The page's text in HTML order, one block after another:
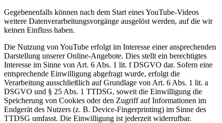
Gegebenenfalls können nach dem Start eines YouTube-Videos
weitere Datenverarbeitungsvorgänge ausgelöst werden, auf die wir
keinen Einfluss haben.
Die Nutzung von YouTube erfolgt im Interesse einer ansprechenden
Darstellung unserer Online-Angebote. Dies stellt ein berechtigtes
Interesse im Sinne von Art. 6 Abs. 1 lit. f DSGVO dar. Sofern eine
entsprechende Einwilligung abgefragt wurde, erfolgt die
Verarbeitung ausschließlich auf Grundlage von Art. 6 Abs. 1 lit. a
DSGVO und § 25 Abs. 1 TTDSG, soweit die Einwilligung die
Speicherung von Cookies oder den Zugriff auf Informationen im
Endgerät des Nutzers (z. B. Device-Fingerprinting) im Sinne des
TTDSG umfasst. Die Einwilligung ist jederzeit widerrufbar.